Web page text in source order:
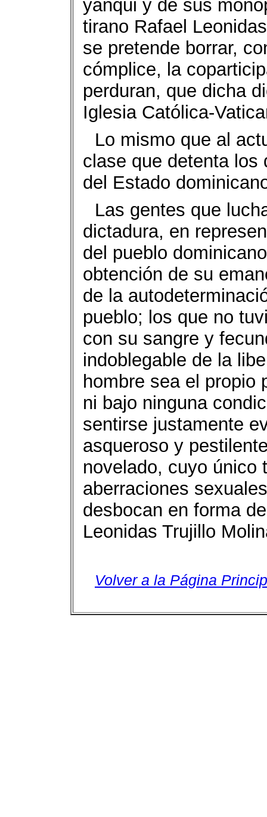
yanqui y de sus
tirano Rafael
se pretende borrar,
cómplice, la
perduran, que dicha
Iglesia Católica-
Lo mismo que al
clase que detenta los
del Estado
Las gentes que
dictadura, en
del pueblo
obtención de su
de la
pueblo; los que no
con su sangre y
indoblegable de la
hombre sea el propio
ni bajo ninguna
sentirse justamente
asqueroso y
novelado, cuyo único
aberraciones
desbocan en forma
Leonidas Trujillo
Volver a la Página